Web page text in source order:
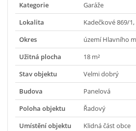
Kategorie
Garáže
Lokalita
Kadečkové 869/
Okres
území Hlavního
Užitná plocha
18 m²
Stav objektu
Velmi dobrý
Budova
Panelová
Poloha objektu
Řadový
Umístění objektu
Klidná část obce